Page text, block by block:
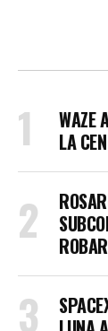
WAZE
LA